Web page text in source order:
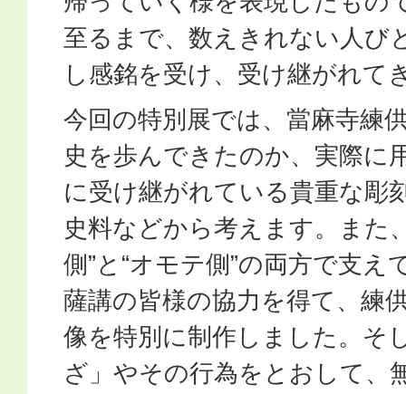
至るまで、数えきれない人び
し感銘を受け、受け継がれて
今回の特別展では、當麻寺練
史を歩んできたのか、実際に
に受け継がれている貴重な彫
史料などから考えます。また
側”と“オモテ側”の両方で支え
薩講の皆様の協力を得て、練
像を特別に制作しました。そ
ざ」やその行為をとおして、